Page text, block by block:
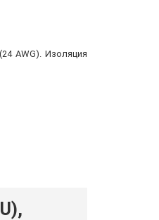
AWG). Изоляция